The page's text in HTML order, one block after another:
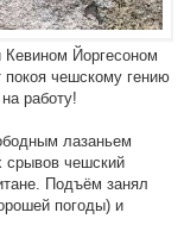
Йоргесоном
чешскому гению
работу!
лазаньем
срывов чешский
Подъём занял
погоды) и